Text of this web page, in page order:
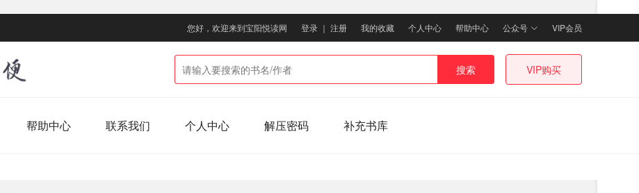
您好，欢迎来到宝阳悦读网 登录 ｜ 注册 我的收藏 个人中心 帮助中心 公众号 VIP会员
搜索 VIP购买
帮助中心 联系我们 个人中心 解压密码 补充书库